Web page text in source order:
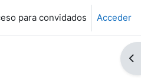
para convidados Acceder